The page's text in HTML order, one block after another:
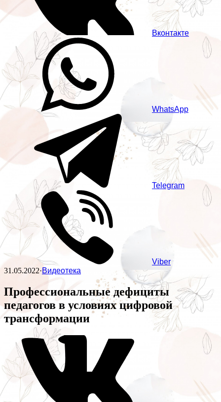
Вконтакте
WhatsApp
Telegram
Viber
31.05.2022·Видеотека
Профессиональные дефициты
педагогов в условиях цифровой
трансформации